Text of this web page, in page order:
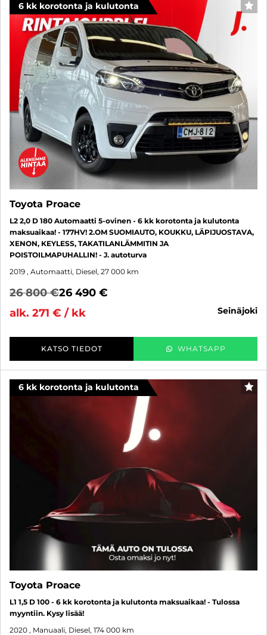
6 kk korotonta ja kulutonta
Toyota Proace
L2 2,0 D 180 Automaatti 5-ovinen - 6 kk korotonta ja kulutonta
maksuaikaa! - 177HV! 2.OM SUOMIAUTO, KOUKKU, LÄPIJUOSTAVA,
XENON, KEYLESS, TAKATILANLÄMMITIN JA
POISTOILMAPUHALLIN! - J. autoturva
2019 , Automaatti, Diesel, 27 000 km
26 800 €26 490 €
alk. 271 € / kk
seinäjoki
KATSO TIEDOT WHATSAPP
6 kk korotonta ja kulutonta
Toyota Proace
L1 1,5 D 100 - 6 kk korotonta ja kulutonta maksuaikaa! - Tulossa
myyntiin. Kysy lisää!
2020 , Manuaali, Diesel, 174 000 km